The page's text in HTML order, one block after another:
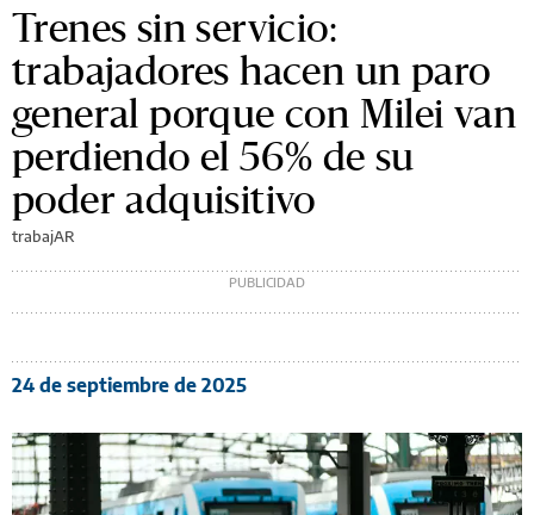
Trenes sin servicio:
trabajadores hacen un paro
general porque con Milei van
perdiendo el 56% de su
poder adquisitivo
trabajAR
24 de septiembre de 2025